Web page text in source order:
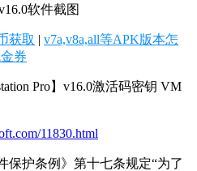
获取 | v7a,v8a,all等APK版本怎
券
Pro】v16.0激活码密钥 VM
11830.html
保护条例》第十七条规定“为了